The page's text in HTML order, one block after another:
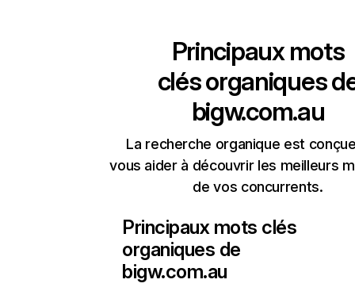
Principaux mots
clés organiques
bigw.com.au
La recherche organique est
vous aider à découvrir les meilleurs
de vos concurrents.
Principaux mots clés
organiques de
bigw.com.au